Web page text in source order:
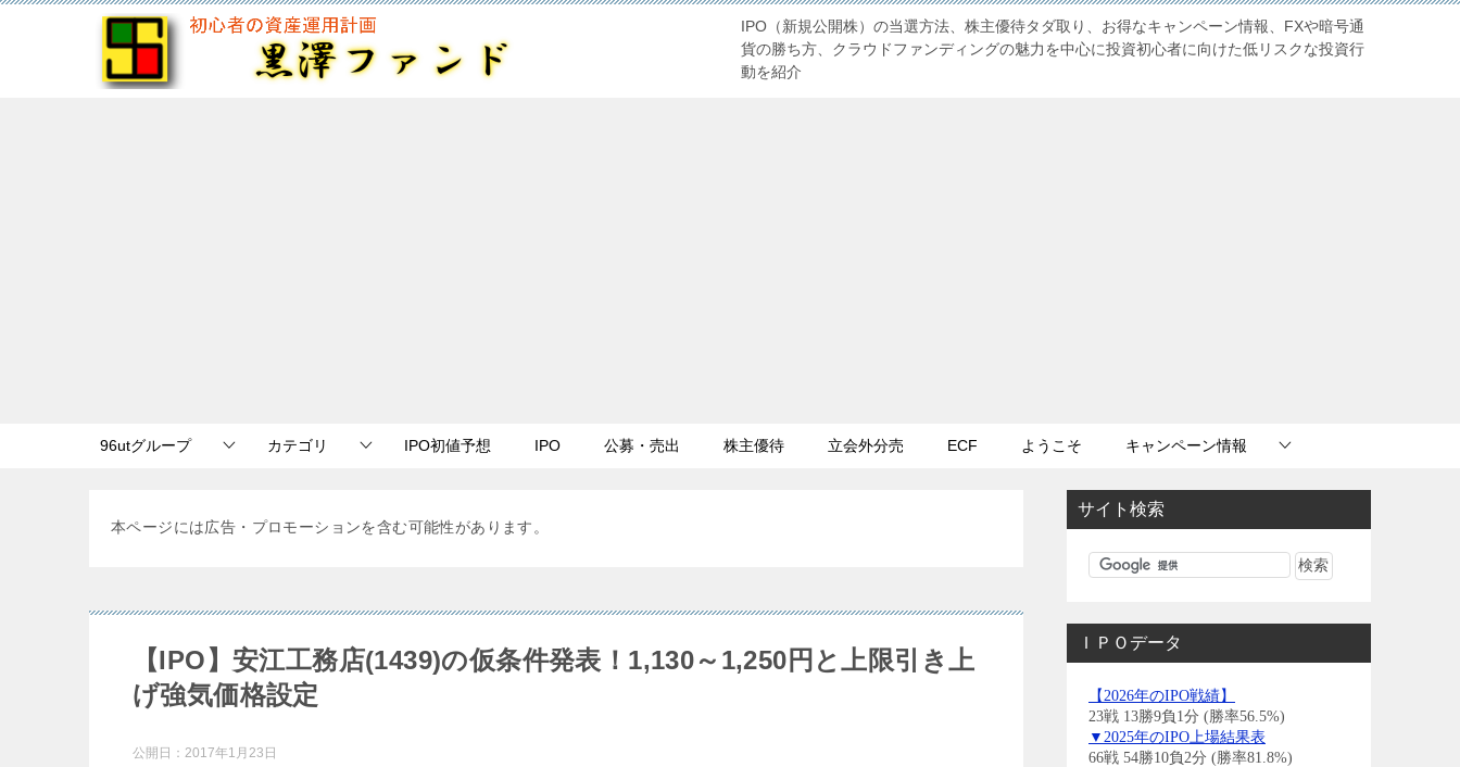
IPO（新規公開株）の当選方法、株主優待タダ取り、お得なキャンペーン情報、FXや暗号通
貨の勝ち方、クラウドファンディングの魅力を中心に投資初心者に向けた低リスクな投資行
動を紹介
96utグループ カテゴリ IPO初値予想 IPO 公募・売出 株主優待 立会外分売 ECF ようこそ キャンペーン情報
本ページには広告・プロモーションを含む可能性があります。
【IPO】安江工務店(1439)の仮条件発表！1,130～1,250円と上限引き上
げ強気価格設定
公開日： 2017年1月23日
サイト検索
ＩＰＯデータ
【2026年のIPO戦績】
23戦 13勝9負1分 (勝率56.5%)
▼2025年のIPO上場結果表
66戦 54勝10負2分 (勝率81.8%)